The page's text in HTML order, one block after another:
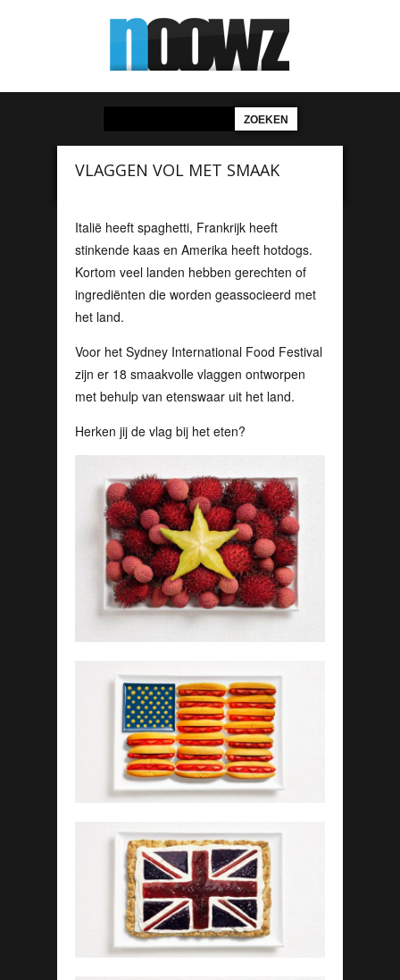
VLAGGEN VOL MET SMAAK
Italië heeft spaghetti, Frankrijk heeft
stinkende kaas en Amerika heeft hotdogs.
Kortom veel landen hebben gerechten of
ingrediënten die worden geassocieerd met
het land.
Voor het Sydney International Food Festival
zijn er 18 smaakvolle vlaggen ontworpen
met behulp van etenswaar uit het land.
Herken jij de vlag bij het eten?